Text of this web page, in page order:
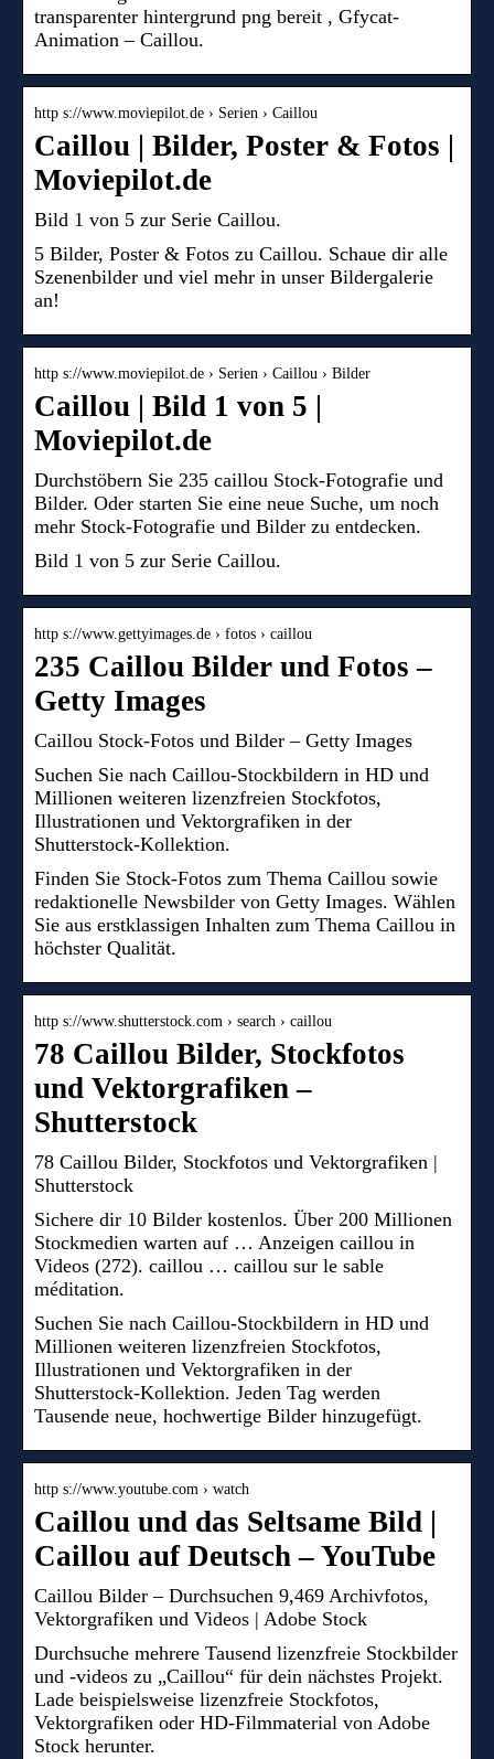
transparenter hintergrund png bereit , Gfycat-
Animation – Caillou.
http s://www.moviepilot.de › Serien › Caillou
Caillou | Bilder, Poster & Fotos |
Moviepilot.de
Bild 1 von 5 zur Serie Caillou.
5 Bilder, Poster & Fotos zu Caillou. Schaue dir alle
Szenenbilder und viel mehr in unser Bildergalerie
an!
http s://www.moviepilot.de › Serien › Caillou › Bilder
Caillou | Bild 1 von 5 |
Moviepilot.de
Durchstöbern Sie 235 caillou Stock-Fotografie und
Bilder. Oder starten Sie eine neue Suche, um noch
mehr Stock-Fotografie und Bilder zu entdecken.
Bild 1 von 5 zur Serie Caillou.
http s://www.gettyimages.de › fotos › caillou
235 Caillou Bilder und Fotos –
Getty Images
Caillou Stock-Fotos und Bilder – Getty Images
Suchen Sie nach Caillou-Stockbildern in HD und
Millionen weiteren lizenzfreien Stockfotos,
Illustrationen und Vektorgrafiken in der
Shutterstock-Kollektion.
Finden Sie Stock-Fotos zum Thema Caillou sowie
redaktionelle Newsbilder von Getty Images. Wählen
Sie aus erstklassigen Inhalten zum Thema Caillou in
höchster Qualität.
http s://www.shutterstock.com › search › caillou
78 Caillou Bilder, Stockfotos
und Vektorgrafiken –
Shutterstock
78 Caillou Bilder, Stockfotos und Vektorgrafiken |
Shutterstock
Sichere dir 10 Bilder kostenlos. Über 200 Millionen
Stockmedien warten auf … Anzeigen caillou in
Videos (272). caillou … caillou sur le sable
méditation.
Suchen Sie nach Caillou-Stockbildern in HD und
Millionen weiteren lizenzfreien Stockfotos,
Illustrationen und Vektorgrafiken in der
Shutterstock-Kollektion. Jeden Tag werden
Tausende neue, hochwertige Bilder hinzugefügt.
http s://www.youtube.com › watch
Caillou und das Seltsame Bild |
Caillou auf Deutsch – YouTube
Caillou Bilder – Durchsuchen 9,469 Archivfotos,
Vektorgrafiken und Videos | Adobe Stock
Durchsuche mehrere Tausend lizenzfreie Stockbilder
und -videos zu „Caillou“ für dein nächstes Projekt.
Lade beispielsweise lizenzfreie Stockfotos,
Vektorgrafiken oder HD-Filmmaterial von Adobe
Stock herunter.